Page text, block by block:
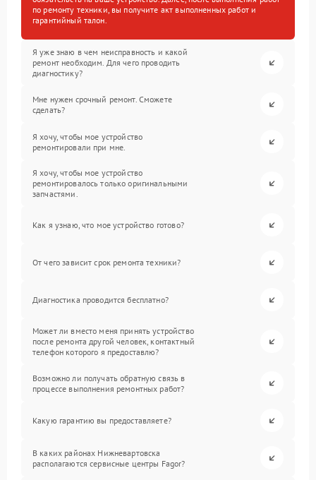
по ремонту техники, вы получите акт выполненных работ и
гарантийный талон.
Я уже знаю в чем неисправность и какой
ремонт необходим. Для чего проводить
диагностику?
Мне нужен срочный ремонт. Сможете
сделать?
Я хочу, чтобы мое устройство
ремонтировали при мне.
Я хочу, чтобы мое устройство
ремонтировалось только оригинальными
запчастями.
Как я узнаю, что мое устройство готово?
От чего зависит срок ремонта техники?
Диагностика проводится бесплатно?
Может ли вместо меня принять устройство
после ремонта другой человек, контактный
телефон которого я предоставлю?
Возможно ли получать обратную связь в
процессе выполнения ремонтных работ?
Какую гарантию вы предоставляете?
В каких районах Нижневартовска
располагаются сервисные центры Fagor?